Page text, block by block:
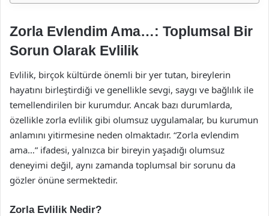
Zorla Evlendim Ama…: Toplumsal Bir
Sorun Olarak Evlilik
Evlilik, birçok kültürde önemli bir yer tutan, bireylerin
hayatını birleştirdiği ve genellikle sevgi, saygı ve bağlılık ile
temellendirilen bir kurumdur. Ancak bazı durumlarda,
özellikle zorla evlilik gibi olumsuz uygulamalar, bu kurumun
anlamını yitirmesine neden olmaktadır. “Zorla evlendim
ama…” ifadesi, yalnızca bir bireyin yaşadığı olumsuz
deneyimi değil, aynı zamanda toplumsal bir sorunu da
gözler önüne sermektedir.
Zorla Evlilik Nedir?